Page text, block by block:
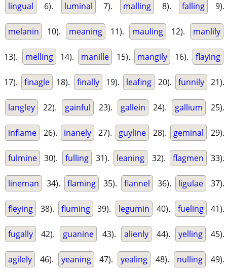
lingual 6). luminal 7). malling 8). falling 9).
melanin 10). meaning 11). mauling 12). manlily
13). melling 14). manille 15). mangily 16). flaying
17). finagle 18). finally 19). leafing 20). funnily 21).
langley 22). gainful 23). gallein 24). gallium 25).
inflame 26). inanely 27). guyline 28). geminal 29).
fulmine 30). fulling 31). leaning 32). flagmen 33).
lineman 34). flaming 35). flannel 36). ligulae 37).
fleying 38). fluming 39). legumin 40). fueling 41).
fugally 42). guanine 43). alienly 44). yelling 45).
agilely 46). yeaning 47). yealing 48). nulling 49).